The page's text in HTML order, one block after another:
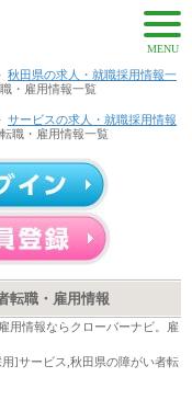
MENU
秋田県の求人・就職採用情報一
・雇用情報一覧
サービスの求人・就職採用情報
職・雇用情報一覧
転職・雇用情報
用情報ならクローバーナビ。雇
]サービス,秋田県の障がい者転